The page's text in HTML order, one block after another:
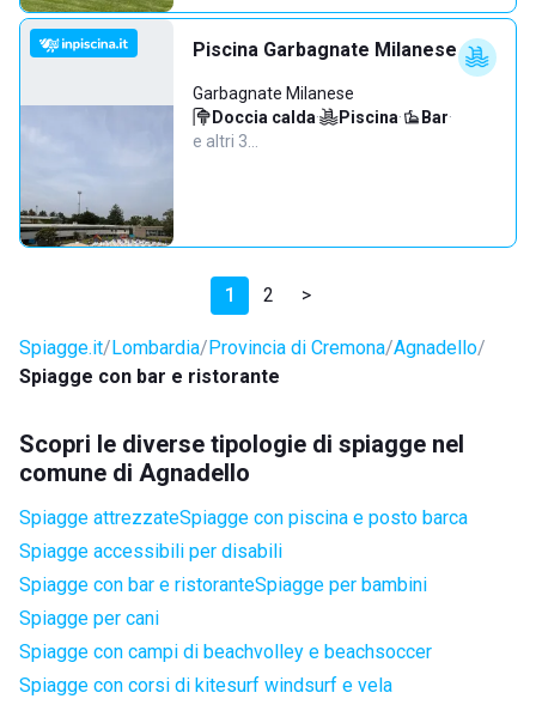
Piscina Garbagnate Milanese
Garbagnate Milanese
Doccia calda· Piscina· Bar·
e altri 3…
1 2 >
Spiagge.it Lombardia Provincia di Cremona Agnadello
Spiagge con bar e ristorante
Scopri le diverse tipologie di spiagge nel
comune di Agnadello
Spiagge attrezzateSpiagge con piscina e posto barca
Spiagge accessibili per disabili
Spiagge con bar e ristoranteSpiagge per bambini
Spiagge per cani
Spiagge con campi di beachvolley e beachsoccer
Spiagge con corsi di kitesurf windsurf e vela